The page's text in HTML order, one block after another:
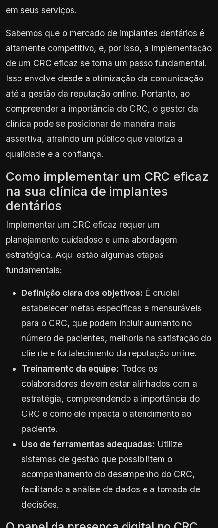
em seus serviços.
Sabemos que o mercado de implantes dentários é
altamente competitivo, e, por isso, a implementação
de um CRC eficaz se torna um passo fundamental.
Isso envolve desde a otimização da comunicação
até a gestão da reputação online. Portanto, ao
compreender a importância do CRC, o gestor da
clínica pode se posicionar de maneira mais
assertiva, atraindo um público que valoriza a
qualidade e a confiança.
Como implementar um CRC eficaz
na sua clínica de implantes
dentários
Implementar um CRC eficaz requer um
planejamento cuidadoso e uma abordagem
estratégica. Aqui estão algumas etapas
fundamentais:
Definição clara dos objetivos: É crucial
estabelecer metas específicas e mensuráveis
para o CRC, que podem incluir aumento no
número de pacientes, melhoria na satisfação do
cliente e fortalecimento da reputação online.
Treinamento da equipe: Todos os
colaboradores devem estar alinhados com a
estratégia, compreendendo a importância do
CRC e como ele impacta o atendimento ao
paciente.
Uso de ferramentas adequadas: Utilize
sistemas de gestão que possibilitem o
acompanhamento do desempenho do CRC,
facilitando a análise de dados e a tomada de
decisões.